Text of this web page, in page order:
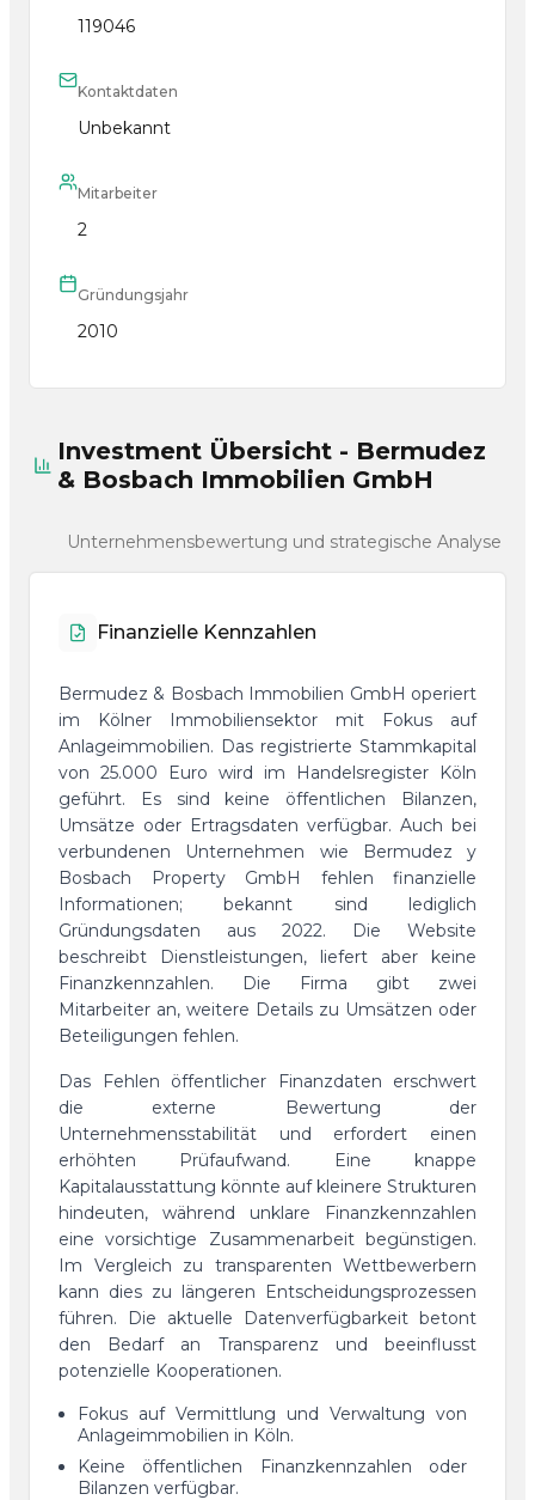
119046
Kontaktdaten
Unbekannt
Mitarbeiter
2
Gründungsjahr
2010
Investment Übersicht - Bermudez
& Bosbach Immobilien GmbH
Unternehmensbewertung und strategische Analyse
Finanzielle Kennzahlen
Bermudez & Bosbach Immobilien GmbH operiert
im Kölner Immobiliensektor mit Fokus auf
Anlageimmobilien. Das registrierte Stammkapital
von 25.000 Euro wird im Handelsregister Köln
geführt. Es sind keine öffentlichen Bilanzen,
Umsätze oder Ertragsdaten verfügbar. Auch bei
verbundenen Unternehmen wie Bermudez y
Bosbach Property GmbH fehlen finanzielle
Informationen; bekannt sind lediglich
Gründungsdaten aus 2022. Die Website
beschreibt Dienstleistungen, liefert aber keine
Finanzkennzahlen. Die Firma gibt zwei
Mitarbeiter an, weitere Details zu Umsätzen oder
Beteiligungen fehlen.
Das Fehlen öffentlicher Finanzdaten erschwert
die externe Bewertung der
Unternehmensstabilität und erfordert einen
erhöhten Prüfaufwand. Eine knappe
Kapitalausstattung könnte auf kleinere Strukturen
hindeuten, während unklare Finanzkennzahlen
eine vorsichtige Zusammenarbeit begünstigen.
Im Vergleich zu transparenten Wettbewerbern
kann dies zu längeren Entscheidungsprozessen
führen. Die aktuelle Datenverfügbarkeit betont
den Bedarf an Transparenz und beeinflusst
potenzielle Kooperationen.
Fokus auf Vermittlung und Verwaltung von
Anlageimmobilien in Köln.
Keine öffentlichen Finanzkennzahlen oder
Bilanzen verfügbar.